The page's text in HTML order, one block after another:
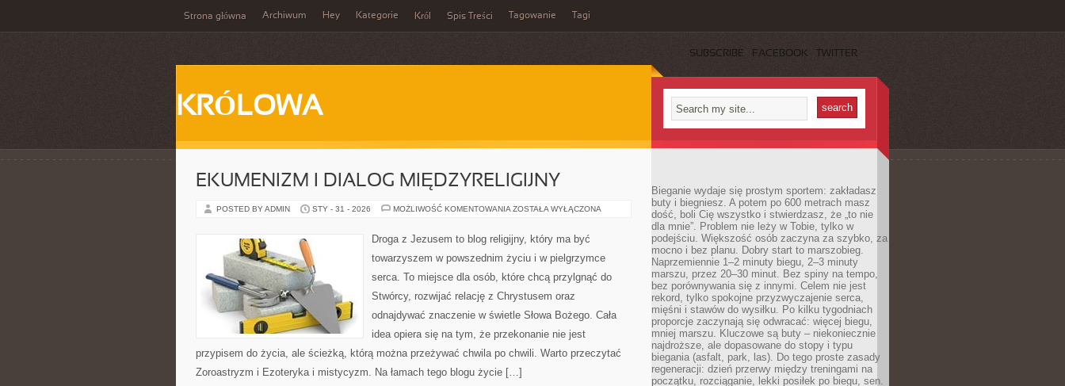
Strona główna Archiwum Hey Kategorie Król Spis Treści Tagowanie Tagi
SUBSCRIBE FACEBOOK TWITTER
KRÓLOWA
EKUMENIZM I DIALOG MIĘDZYRELIGIJNY
POSTED BY ADMIN STY - 31 - 2026 MOŻLIWOŚĆ KOMENTOWANIA EKUMENIZM
MIĘDZYRELIGIJNY
ZOSTAŁA WYŁĄCZONA
Droga z Jezusem to blog religijny, który ma być
towarzyszem w powszednim życiu i w pielgrzymce
serca. To miejsce dla osób, które chcą przylgnąć do
Stwórcy, rozwijać relację z Chrystusem oraz
odnajdywać znaczenie w świetle Słowa Bożego. Cała
idea opiera się na tym, że przekonanie nie jest
przypisem do życia, ale ścieżką, którą można przeżywać chwila po chwili. Warto przeczytać
Zoroastryzm i Ezoteryka i mistycyzm. Na łamach tego blogu życie […]
Bieganie wydaje się prostym sportem: zakładasz
buty i biegniesz. A potem po 600 metrach masz
dość, boli Cię wszystko i stwierdzasz, że „to nie
dla mnie”. Problem nie leży w Tobie, tylko w
podejściu. Większość osób zaczyna za szybko, za
mocno i bez planu. Dobry start to marszobieg.
Naprzemiennie 1–2 minuty biegu, 2–3 minuty
marszu, przez 20–30 minut. Bez spiny na tempo,
bez porównywania się z innymi. Celem nie jest
rekord, tylko spokojne przyzwyczajenie serca,
mięśni i stawów do wysiłku. Po kilku tygodniach
proporcje zaczynają się odwracać: więcej biegu,
mniej marszu. Kluczowe są buty – niekoniecznie
najdroższe, ale dopasowane do stopy i typu
biegania (asfalt, park, las). Do tego proste zasady
regeneracji: dzień przerwy między treningami na
początku, rozciąganie, lekki posiłek po biegu, sen.